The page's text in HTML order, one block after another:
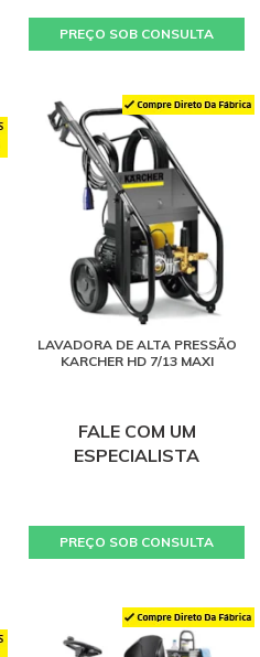
PREÇO SOB CONSULTA
LAVADORA DE ALTA PRESSÃO
KARCHER HD 7/13 MAXI
FALE COM UM
ESPECIALISTA
PREÇO SOB CONSULTA